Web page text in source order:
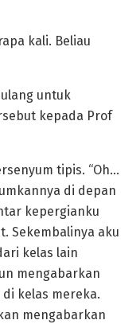
kali. Beliau
untuk
kepada Prof
tipis. “Oh…
di depan
kepergianku
Sekembalinya aku
kelas lain
mengabarkan
kelas mereka.
mengabarkan